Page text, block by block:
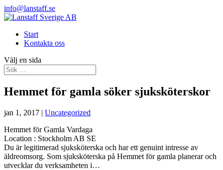
info@lanstaff.se
Start
Kontakta oss
Välj en sida
Hemmet för gamla söker sjuksköterskor
jan 1, 2017 | Uncategorized
Hemmet för Gamla Vardaga
Location : Stockholm AB SE
Du är legitimerad sjuksköterska och har ett genuint intresse av
äldreomsorg. Som sjuksköterska på Hemmet för gamla planerar och
utvecklar du verksamheten i…